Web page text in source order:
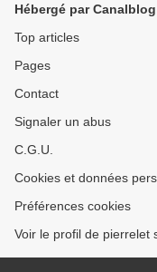
Hébergé par Canalblog
Top articles
Pages
Contact
Signaler un abus
C.G.U.
Cookies et données
Préférences cookies
Voir le profil de pierrelet